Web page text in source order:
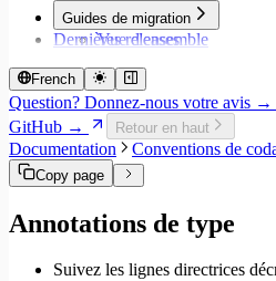
Guides de migration
Vue d'ensemble
Migrer vers Rspack et
Migrer vers Workspace
Migrer vers Core v6
Migrer vers Core v5
Dernières releases
French
Question? Donnez-nous votre avis →
GitHub →
Retour en haut
Documentation Conventions de
Copy page
Annotations de type
Suivez les lignes directrices